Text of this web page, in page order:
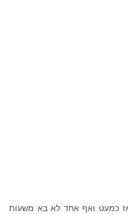
אז כמעט ואף אחד לא בא משעות